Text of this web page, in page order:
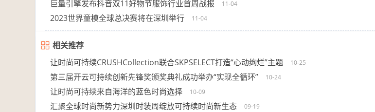
巨量引擎发布抖音双11好物节服饰行业首周战报 11-04
2023世界童模全球总决赛将在深圳举行 11-04
相关推荐
让时尚可持续CRUSHCollection联合SKPSELECT打造“心动绚烂”主题 10-25
第三届开云可持续创新先锋奖颁奖典礼成功举办“实现全循环” 10-24
让时尚可持续来自海洋的蓝色时尚选择 10-09
汇聚全球时尚新势力深圳时装周绽放可持续时尚新生态 09-19